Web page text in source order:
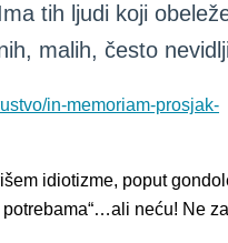
tih ljudi koji
malih, često
in-memoriam-prosjak-
idiotizme, poput
neću! Ne